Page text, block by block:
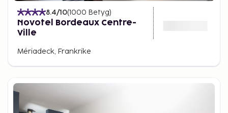
8.4/10(1000 Betyg)
Novotel Bordeaux Centre-
Ville
Mériadeck, Frankrike